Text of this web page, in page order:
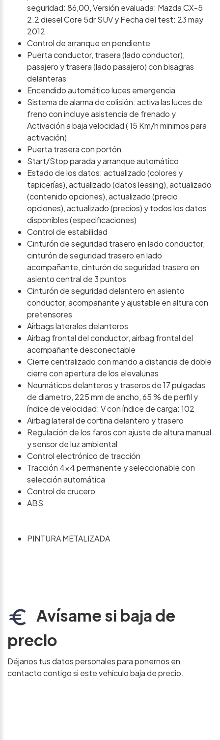
seguridad: 86,00, Versión evaluada: Mazda CX-5
2.2 diesel Core 5dr SUV y Fecha del test: 23 may
2012
Control de arranque en pendiente
Puerta conductor, trasera (lado conductor),
pasajero y trasera (lado pasajero) con bisagras
delanteras
Encendido automático luces emergencia
Sistema de alarma de colisión: activa las luces de
freno con incluye asistencia de frenado y
Activación a baja velocidad ( 15 Km/h minimos para
activación)
Puerta trasera con portón
Start/Stop parada y arranque automático
Estado de los datos: actualizado (colores y
tapicerías), actualizado (datos leasing), actualizado
(contenido opciones), actualizado (precio
opciones), actualizado (precios) y todos los datos
disponibles (especificaciones)
Control de estabilidad
Cinturón de seguridad trasero en lado conductor,
cinturón de seguridad trasero en lado
acompañante, cinturón de seguridad trasero en
asiento central de 3 puntos
Cinturón de seguridad delantero en asiento
conductor, acompañante y ajustable en altura con
pretensores
Airbags laterales delanteros
Airbag frontal del conductor, airbag frontal del
acompañante desconectable
Cierre centralizado con mando a distancia de doble
cierre con apertura de los elevalunas
Neumáticos delanteros y traseros de 17 pulgadas
de diametro, 225 mm de ancho, 65 % de perfil y
índice de velocidad: V con índice de carga: 102
Airbag lateral de cortina delantero y trasero
Regulación de los faros con ajuste de altura manual
y sensor de luz ambiental
Control electrónico de tracción
Tracción 4x4 permanente y seleccionable con
selección automática
Control de crucero
ABS
PINTURA METALIZADA
Avísame si baja de
precio
Déjanos tus datos personales para ponernos en
contacto contigo si este vehículo baja de precio.